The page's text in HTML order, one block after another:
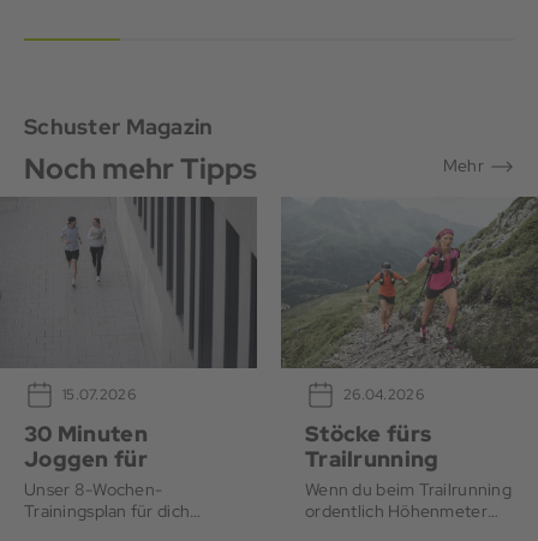
Schuster Magazin
Noch mehr Tipps Mehr
15.07.2026
30 Minuten
Joggen für
Anfänger*innen
Unser 8-Wochen-
Trainingsplan für dich
26.04.2026
Stöcke fürs
Trailrunning
Wenn du beim Trailrunning
ordentlich Höhenmeter